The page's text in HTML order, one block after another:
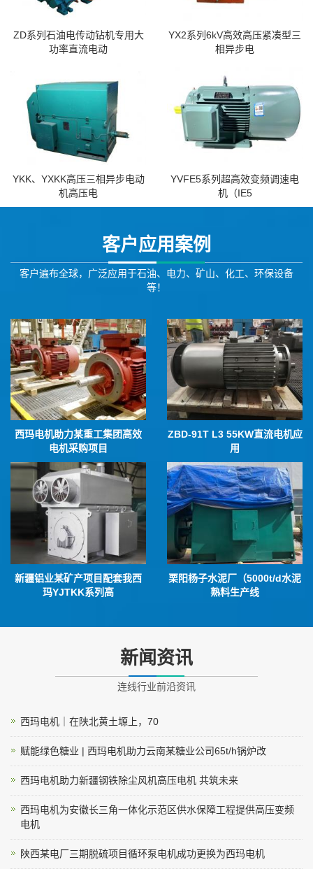
ZD系列石油电传动钻机专用大
功率直流电动
YX2系列6kV高效高压紧凑型三
相异步电
YKK、YXKK高压三相异步电动
机高压电
YVFE5系列超高效变频调速电
机（IE5
客户应用案例
客户遍布全球，广泛应用于石油、电力、矿山、化工、环保设备
等！
西玛电机助力某重工集团高效
电机采购项目
ZBD-91T L3 55KW直流电机应
用
新疆铝业某矿产项目配套我西
玛YJTKK系列高
栗阳杨子水泥厂（5000t/d水泥
熟料生产线
新闻资讯
连线行业前沿资讯
西玛电机｜在陕北黄土塬上，70
赋能绿色糖业 | 西玛电机助力云南某糖业公司65t/h锅炉改
西玛电机助力新疆钢铁除尘风机高压电机 共筑未来
西玛电机为安徽长三角一体化示范区供水保障工程提供高压变频
电机
陕西某电厂三期脱硫项目循环泵电机成功更换为西玛电机